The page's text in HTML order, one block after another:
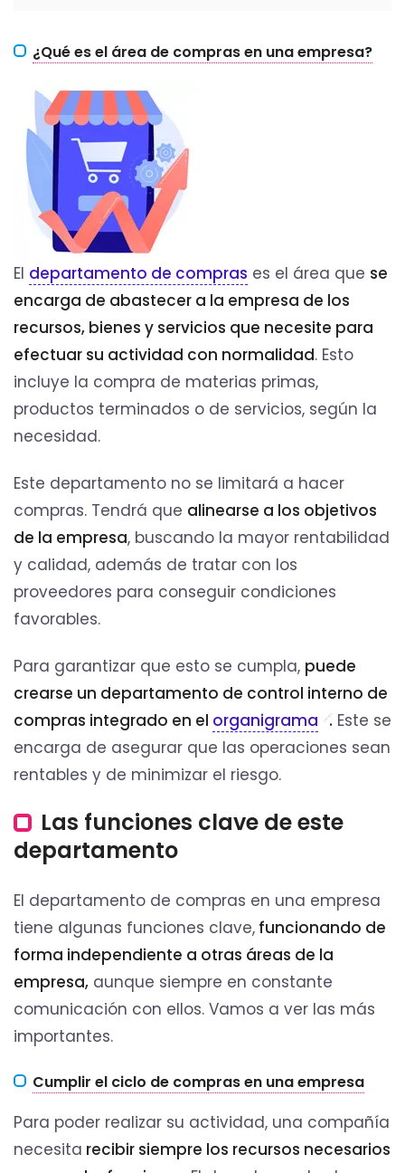
¿Qué es el área de compras en una empresa?
El departamento de compras es el área que se
encarga de abastecer a la empresa de los
recursos, bienes y servicios que necesite para
efectuar su actividad con normalidad. Esto
incluye la compra de materias primas,
productos terminados o de servicios, según la
necesidad.
Este departamento no se limitará a hacer
compras. Tendrá que alinearse a los objetivos
de la empresa, buscando la mayor rentabilidad
y calidad, además de tratar con los
proveedores para conseguir condiciones
favorables.
Para garantizar que esto se cumpla, puede
crearse un departamento de control interno de
compras integrado en el organigrama . Este se
encarga de asegurar que las operaciones sean
rentables y de minimizar el riesgo.
Las funciones clave de este
departamento
El departamento de compras en una empresa
tiene algunas funciones clave, funcionando de
forma independiente a otras áreas de la
empresa, aunque siempre en constante
comunicación con ellos. Vamos a ver las más
importantes.
Cumplir el ciclo de compras en una empresa
Para poder realizar su actividad, una compañía
necesita recibir siempre los recursos necesarios